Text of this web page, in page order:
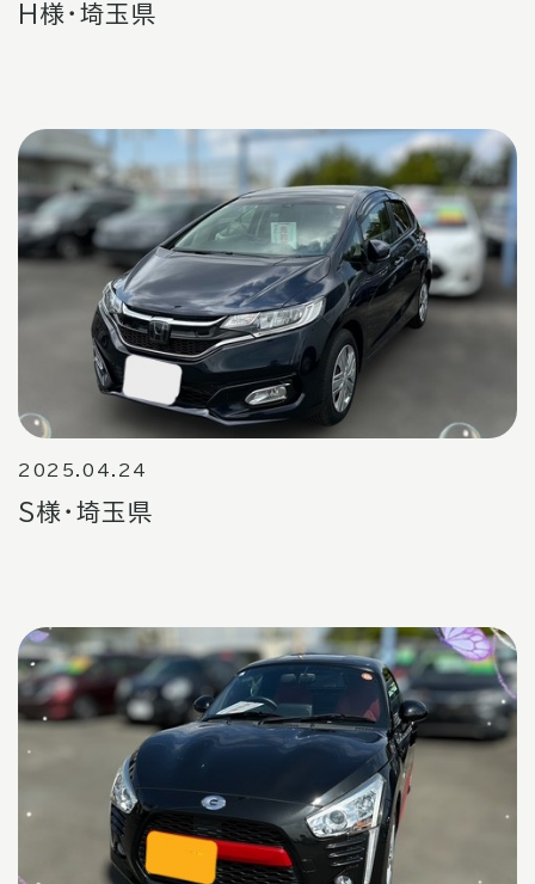
H様・埼玉県
S様・埼玉県
2025.04.24